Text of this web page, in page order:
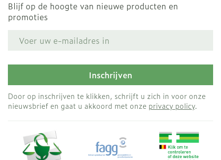
Blijf op de hoogte van nieuwe producten en
promoties
Inschrijven
Door op inschrijven te klikken, schrijft u zich in voor onze
nieuwsbrief en gaat u akkoord met onze privacy policy.